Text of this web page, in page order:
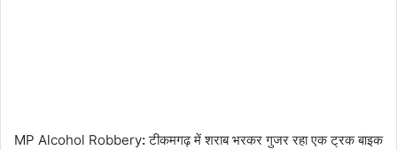
MP Alcohol Robbery:टीकमगढ़ में शराब भरकर गुजर रहा एक ट्रक बाइक